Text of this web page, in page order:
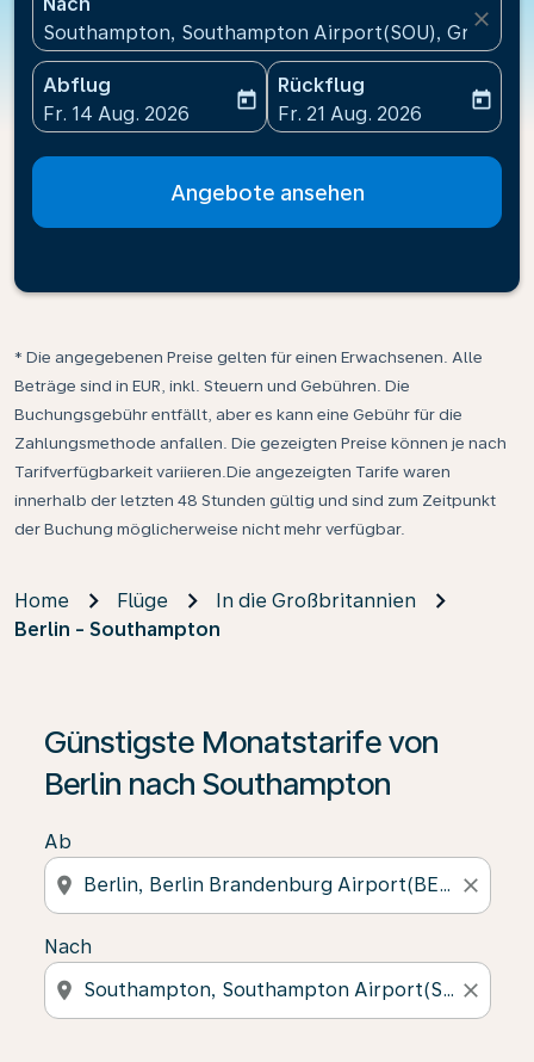
Southampton, Southampton Airport(SOU),
close
Abflug
fc-booking-departure-date-aria-label
Fr. 14 Aug. 2026
today
Rückflug
fc-booking-return-date-
Fr. 21 Aug. 2026
today
Angebote ansehen
* Die angegebenen Preise gelten für einen Erwachsenen. Alle
Beträge sind in EUR, inkl. Steuern und Gebühren. Die
Buchungsgebühr entfällt, aber es kann eine Gebühr für die
Zahlungsmethode anfallen. Die gezeigten Preise können je nach
Tarifverfügbarkeit variieren.Die angezeigten Tarife waren
innerhalb der letzten 48 Stunden gültig und sind zum Zeitpunkt
der Buchung möglicherweise nicht mehr verfügbar.
Home Flüge
In die Großbritannien
Berlin - Southampton
Günstigste Monatstarife von
Berlin nach Southampton
Ab
location_on close
Nach
location_on close